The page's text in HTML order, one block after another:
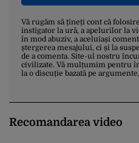
Vă rugăm să țineți cont că
instigator la ură, a apelurilor la
în mod abuziv, a aceluiași
ștergerea mesajului, ci și la
de a comenta. Site-ul nostru
civilizate. Vă mulțumim pentru
la o discuție bazată pe
Recomandarea video